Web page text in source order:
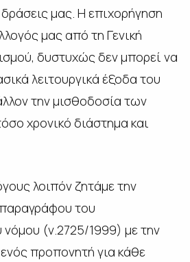
μας. Η επιχορήγηση
μας από τη Γενική
δυστυχώς δεν μπορεί να
λειτουργικά έξοδα του
την μισθοδοσία των
χρονικό διάστημα και
λοιπόν ζητάμε την
του
(ν.2725/1999) με την
προπονητή για κάθε